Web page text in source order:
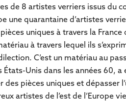
de 8 artistes verriers issus du
une quarantaine d’artistes
uniques à travers la France
à travers lequel ils
C’est un matériau au
Unis dans les années 60, a
pièces uniques et dépasser
artistes de l’est de l’Europe